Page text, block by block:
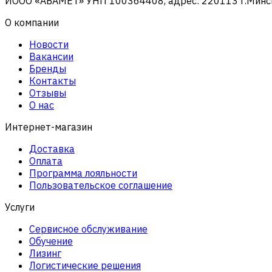
О компании
Новости
Вакансии
Бренды
Контакты
Отзывы
О нас
Интернет-магазин
Доставка
Оплата
Программа лояльности
Пользовательское соглашение
Услуги
Сервисное обслуживание
Обучение
Лизинг
Логистические решения